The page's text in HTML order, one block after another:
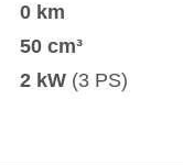
0 km
50 cm³
2 kW (3 PS)